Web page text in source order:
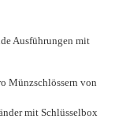
Ausführungen mit
Münzschlössern von
mit Schlüsselbox